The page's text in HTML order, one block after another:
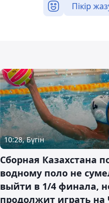
Пікір
10:28, Бүгін
Сборная Казахстана
водному поло не
выйти в 1/4 финала,
продолжит играть